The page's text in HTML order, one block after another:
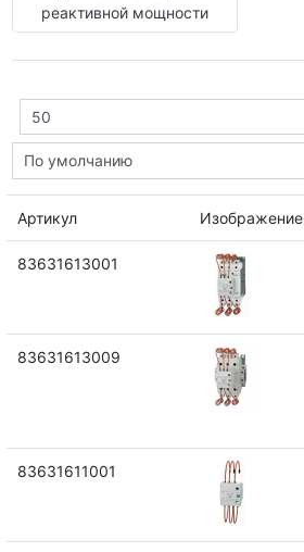
реактивной мощности
Артикул Изображение
83631613001
83631613009
83631611001